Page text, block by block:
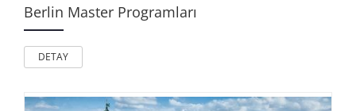
Berlin Master Programları
DETAY